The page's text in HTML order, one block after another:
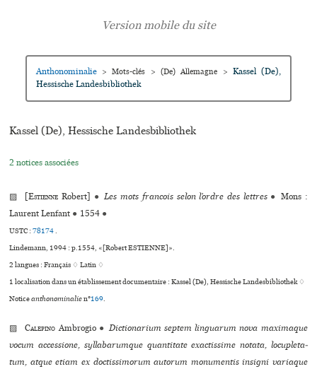
Anthonominalie > Mots-clés > (De) Allemagne >
Kassel (De),
Hessische Landesbibliothek
Kassel (De), Hessische Landesbibliothek
2 notices associées
▨ [Estienne Robert] ● Les mots francois selon l’ordre des lettres ● Mons :
Laurent Lenfant ● 1554 ●
USTC :78174.
Lindemann, 1994 : p.1554, «[Robert ESTIENNE]».
2 langues :Français ♢Latin ♢
1 localisation dans un établissement documentaire : Kassel (De), Hessische Landesbibliothek ♢
Noticeanthonominalien°169.
▨Calepino Ambrogio ● Dictionarium septem lin­gua­rum nova maxi­ma­que
vocum acces­sione, syl­la­ba­rum­que quan­ti­tate exac­tis­sime notata, locu­ple­ta­
tum, atque etiam ex doc­tis­si­mo­rum auto­rum monu­men­tis insi­gni varia­que